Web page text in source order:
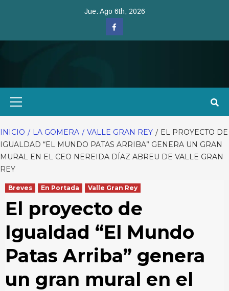
Jue. Ago 6th, 2026
Facebook
INICIO LA GOMERA VALLE GRAN REY
EL PROYECTO DE
IGUALDAD “EL MUNDO PATAS ARRIBA” GENERA UN GRAN
MURAL EN EL CEO NEREIDA DÍAZ ABREU DE VALLE GRAN
REY
Breves En Portada Valle Gran Rey
El proyecto de
Igualdad “El Mundo
Patas Arriba” genera
un gran mural en el